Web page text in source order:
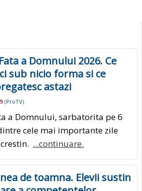
a Domnului 2026. Ce
sub nicio forma si ce
astazi
(ProTV)
a Domnului, sarbatorita pe 6
cele mai importante zile
crestin. ...continuare.
de toamna. Elevii sustin